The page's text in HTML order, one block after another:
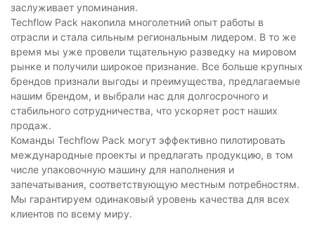
заслуживает упоминания.
Techflow Pack накопила многолетний опыт работы в
отрасли и стала сильным региональным лидером. В то же
время мы уже провели тщательную разведку на мировом
рынке и получили широкое признание. Все больше крупных
брендов признали выгоды и преимущества, предлагаемые
нашим брендом, и выбрали нас для долгосрочного и
стабильного сотрудничества, что ускоряет рост наших
продаж.
Команды Techflow Pack могут эффективно пилотировать
международные проекты и предлагать продукцию, в том
числе упаковочную машину для наполнения и
запечатывания, соответствующую местным потребностям.
Мы гарантируем одинаковый уровень качества для всех
клиентов по всему миру.